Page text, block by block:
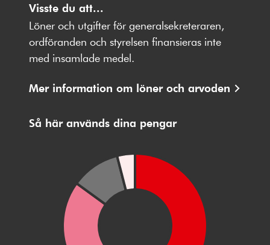
oss
på
Facebbok
oss
på
oss
på
Instagram
på
Youtube
på
LinkedIn
Visste du att...
Löner och utgifter för generalsekreteraren,
ordföranden och styrelsen finansieras inte
med insamlade medel.
Mer information om löner och arvoden
Så här används dina pengar